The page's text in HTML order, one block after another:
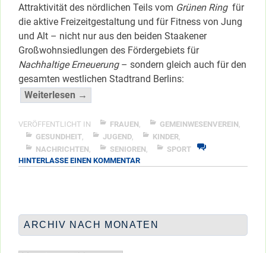
Attraktivität des nördlichen Teils vom Grünen Ringfür
die aktive Freizeitgestaltung und für Fitness von Jung
und Alt – nicht nur aus den beiden Staakener
Großwohnsiedlungen des Fördergebiets für
Nachhaltige Erneuerung– sondern gleich auch für den
gesamten westlichen Stadtrand Berlins:
Weiterlesen →
Ring”
für
Fitness,
Sport
</span
VERÖFFENTLICHT IN FRAUEN, GEMEINWESENVEREIN,
GESUNDHEIT, JUGEND, KINDER,
NACHRICHTEN, SENIOREN,
SPORT
HINTERLASSE EINEN KOMMENTARZU
FITNESS,
SPORT
ARCHIV NACH MONATEN